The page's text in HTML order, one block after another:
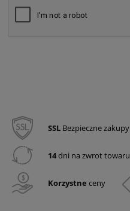
SSL Bezpieczne zakupy
14dni na zwrot towaru
Korzystne ceny